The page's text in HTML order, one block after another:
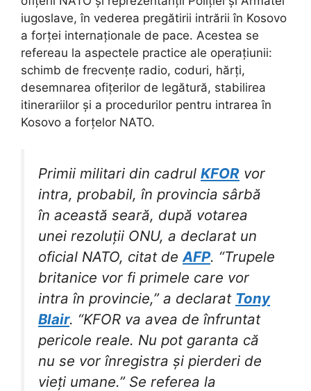
iugoslave, în vederea pregătirii intrării în Kosovo
a forței internaționale de pace. Acestea se
refereau la aspectele practice ale operațiunii:
schimb de frecvențe radio, coduri, hărți,
desemnarea ofițerilor de legătură, stabilirea
itinerariilor și a procedurilor pentru intrarea în
Kosovo a forțelor NATO.
Primii militari din cadrul KFOR vor
intra, probabil, în provincia sârbă
în această seară, după votarea
unei rezoluții ONU, a declarat un
oficial NATO, citat de AFP. “Trupele
britanice vor fi primele care vor
intra în provincie,” a declarat Tony
Blair. “KFOR va avea de înfruntat
pericole reale. Nu pot garanta că
nu se vor înregistra și pierderi de
vieți umane.” Se referea la